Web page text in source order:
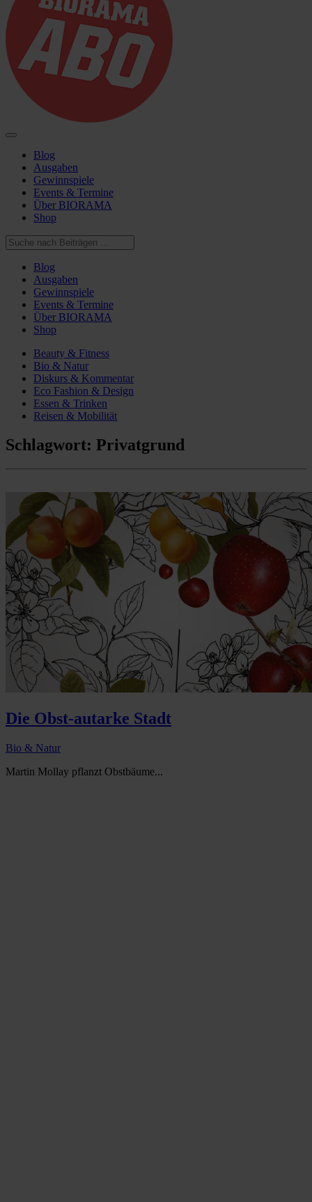
Blog
Ausgaben
Gewinnspiele
Events & Termine
Über BIORAMA
Shop
Blog
Ausgaben
Gewinnspiele
Events & Termine
Über BIORAMA
Shop
Beauty & Fitness
Bio & Natur
Diskurs & Kommentar
Eco Fashion & Design
Essen & Trinken
Reisen & Mobilität
Schlagwort: Privatgrund
Die Obst-autarke Stadt
Bio & Natur
Martin Mollay pflanzt Obstbäume...